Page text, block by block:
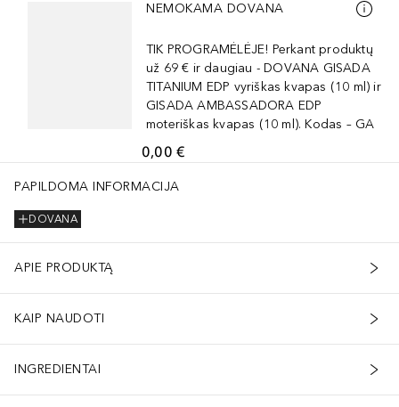
NEMOKAMA DOVANA
TIK PROGRAMĖLĖJE! Perkant produktų
už 69 € ir daugiau - DOVANA GISADA
TITANIUM EDP vyriškas kvapas (10 ml) ir
GISADA AMBASSADORA EDP
moteriškas kvapas (10 ml). Kodas – GA
0,00 €
PAPILDOMA INFORMACIJA
DOVANA
APIE PRODUKTĄ
KAIP NAUDOTI
INGREDIENTAI